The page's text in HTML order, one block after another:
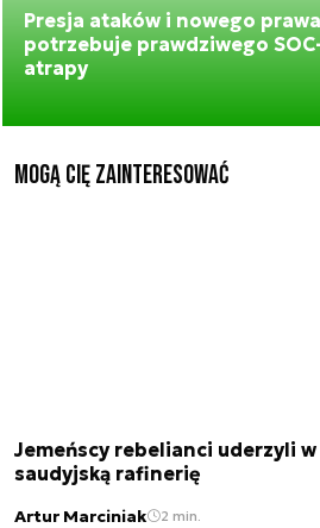
Presja ataków i nowego
potrzebuje prawdziwego
atrapy
Mogą Cię zainteresować
Jemeńscy rebelianci uderzyli w
saudyjską rafinerię
Artur Marciniak 2 min.